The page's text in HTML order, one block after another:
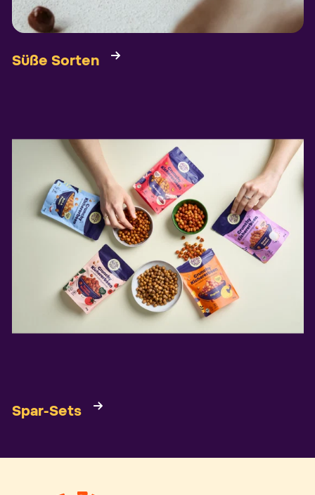
Süße Sorten
Spar-Sets